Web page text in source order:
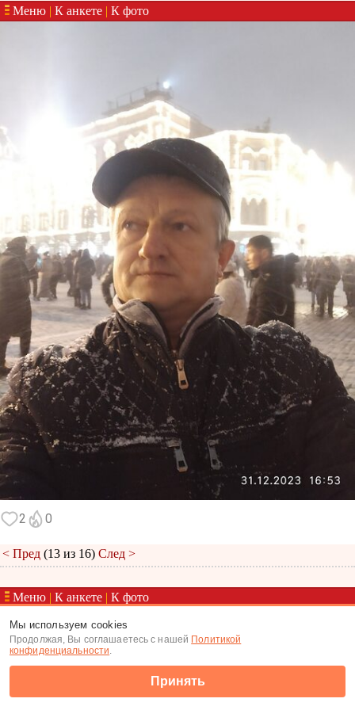
Меню | К анкете | К фото
2 0
< Пред (13 из 16) След >
Меню | К анкете | К фото
(c) Tabor.ru 2026
Мы используем cookies
Продолжая, Вы соглашаетесь с нашей Политикой
конфиденциальности.
Принять